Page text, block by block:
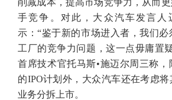
削减成本，提高市场竞争力，从而
手竞争。对此，大众汽车发言人
示：“鉴于新的市场进入者，我们
工厂的竞争力问题，这一点毋庸置
首席技术官托马斯•施迈尔周三称
的IPO计划外，大众汽车还在考虑
业务分拆上市。